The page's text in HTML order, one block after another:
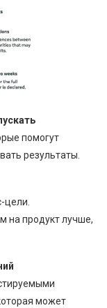
помогут
результаты.
цели.
на продукт лучше,
может